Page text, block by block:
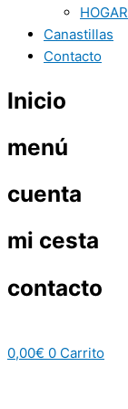
HOGAR
Canastillas
Contacto
Inicio
menú
cuenta
mi cesta
contacto
0,00€ 0 Carrito